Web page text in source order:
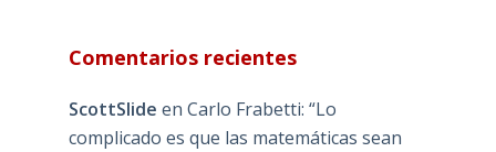
Comentarios recientes
ScottSlide en Carlo Frabetti: “Lo
complicado es que las matemáticas sean